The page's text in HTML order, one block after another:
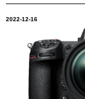
2022-12-16